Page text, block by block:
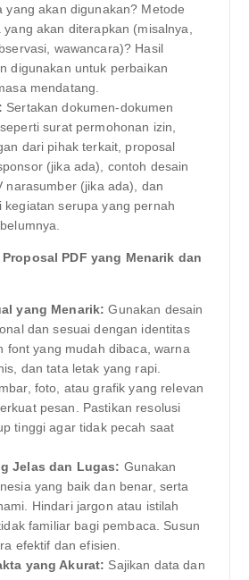
yang akan digunakan? Metode
akan diterapkan (misalnya,
wawancara)? Hasil
digunakan untuk perbaikan
mendatang.
Sertakan dokumen-dokumen
surat permohonan izin,
dari pihak terkait, proposal
(jika ada), contoh desain
narasumber (jika ada), dan
kegiatan serupa yang pernah
PDF yang Menarik dan
yang Menarik: Gunakan desain
dan sesuai dengan identitas
font yang mudah dibaca, warna
dan tata letak yang rapi.
foto, atau grafik yang relevan
pesan. Pastikan resolusi
tinggi agar tidak pecah saat
Jelas dan Lugas: Gunakan
yang baik dan benar, serta
Hindari jargon atau istilah
familiar bagi pembaca. Susun
efektif dan efisien.
yang Akurat: Sajikan data dan